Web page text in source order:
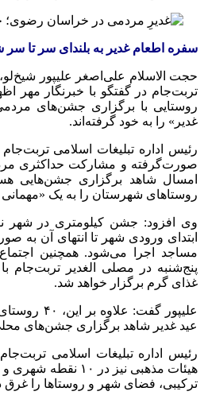
سفره اطعام غدیر به بلندای سر تا
حجت الاسلام علی‌اصغر علیپور
تربت‌جام در گفتگو با خبرنگار مهر
روستایی با برگزاری جشن‌های
غدیر» را به خود گرفته‌اند.
رئیس اداره تبلیغات اسلامی تربت‌جام
صورت‌گرفته و مشارکت حداکثری
امسال شاهد برگزاری جشن‌هایی
روستاهای شهرستان را به یک «مهمانی
وی افزود: جشن کیلومتری در شهر
ابتدای ورودی شهر تا انتهای آن به
مساجد اجرا می‌شود. همچنین
غذای گرم برگزار خواهد شد.
علیپور
عید غدیر شاهد برگزاری جشن‌های
رئیس اداره تبلیغات اسلامی
هیئات مذهبی نیز در
ترکیبی، فضای شهر و روستاها را غرق